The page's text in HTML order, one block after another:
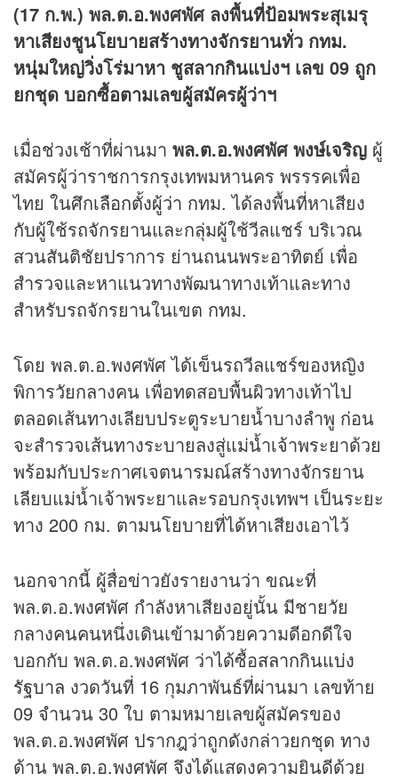
(17 ก.พ.) พล.ต.อ.พงศพัศ ลงพื้นที่ป้อมพระสุเมรุ
หาเสียงชูนโยบายสร้างทางจักรยานทั่ว กทม.
หนุ่มใหญ่วิ่งโร่มาหา ชูสลากกินแบ่งฯ เลข 09 ถูก
ยกชุด บอกซื้อตามเลขผู้สมัครผู้ว่าฯ
เมื่อช่วงเช้าที่ผ่านมา พล.ต.อ.พงศพัศ พงษ์เจริญ ผู้
สมัครผู้ว่าราชการกรุงเทพมหานคร พรรรคเพื่อ
ไทย ในศึกเลือกตั้งผู้ว่า กทม. ได้ลงพื้นที่หาเสียง
กับผู้ใช้รถจักรยานและกลุ่มผู้ใช้วีลแชร์ บริเวณ
สวนสันติชัยปราการ ย่านถนนพระอาทิตย์ เพื่อ
สำรวจและหาแนวทางพัฒนาทางเท้าและทาง
สำหรับรถจักรยานในเขต กทม.
โดย พล.ต.อ.พงศพัศ ได้เข็นรถวีลแชร์ของหญิง
พิการวัยกลางคน เพื่อทดสอบพื้นผิวทางเท้าไป
ตลอดเส้นทางเลียบประตูระบายน้ำบางลำพู ก่อน
จะสำรวจเส้นทางระบายลงสู่แม่น้ำเจ้าพระยาด้วย
พร้อมกับประกาศเจตนารมณ์สร้างทางจักรยาน
เลียบแม่น้ำเจ้าพระยาและรอบกรุงเทพฯ เป็นระยะ
ทาง 200 กม. ตามนโยบายที่ได้หาเสียงเอาไว้
นอกจากนี้ ผู้สื่อข่าวยังรายงานว่า ขณะที่
พล.ต.อ.พงศพัศ กำลังหาเสียงอยู่นั้น มีชายวัย
กลางคนคนหนึ่งเดินเข้ามาด้วยความดีอกดีใจ
บอกกับ พล.ต.อ.พงศพัศ ว่าได้ซื้อสลากกินแบ่ง
รัฐบาล งวดวันที่ 16 กุมภาพันธ์ที่ผ่านมา เลขท้าย
09 จำนวน 30 ใบ ตามหมายเลขผู้สมัครของ
พล.ต.อ.พงศพัศ ปรากฎว่าถูกดังกล่าวยกชุด ทาง
ด้าน พล.ต.อ.พงศพัศ จึงได้แสดงความยินดีด้วย